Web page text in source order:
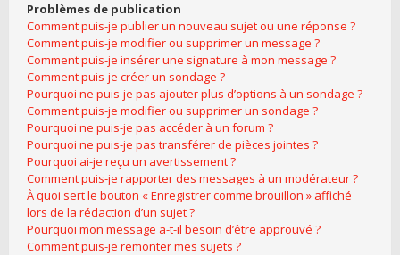
Problèmes de publication
Comment puis-je publier un nouveau sujet ou une réponse ?
Comment puis-je modifier ou supprimer un message ?
Comment puis-je insérer une signature à mon message ?
Comment puis-je créer un sondage ?
Pourquoi ne puis-je pas ajouter plus d’options à un sondage ?
Comment puis-je modifier ou supprimer un sondage ?
Pourquoi ne puis-je pas accéder à un forum ?
Pourquoi ne puis-je pas transférer de pièces jointes ?
Pourquoi ai-je reçu un avertissement ?
Comment puis-je rapporter des messages à un modérateur ?
À quoi sert le bouton « Enregistrer comme brouillon » affiché
lors de la rédaction d’un sujet ?
Pourquoi mon message a-t-il besoin d’être approuvé ?
Comment puis-je remonter mes sujets ?